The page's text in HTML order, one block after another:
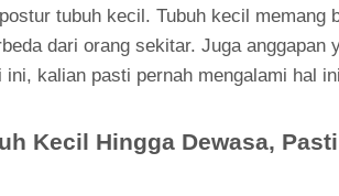
tubuh kecil. Tubuh kecil memang
dari orang sekitar. Juga anggapan
ini, kalian pasti pernah mengalami hal
Kecil Hingga Dewasa,